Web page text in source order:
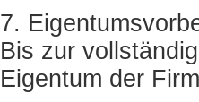
7.
Bis zur
Eigentum der